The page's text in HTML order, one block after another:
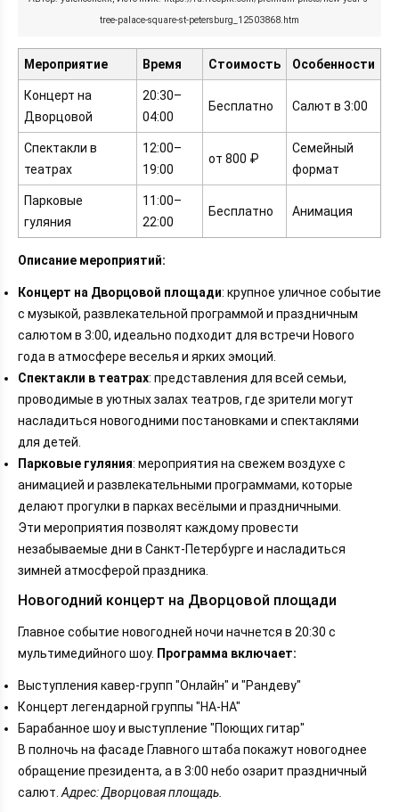
tree-palace-square-st-petersburg_12503868.htm
Мероприятие Время Стоимость Особенности
Концерт на
Дворцовой
20:30–
04:00
Бесплатно Салют в 3:00
Спектакли в
театрах
12:00–
19:00
от 800 ₽
Семейный
формат
Парковые
гуляния
11:00–
22:00
Бесплатно Анимация
Описание мероприятий:
Концерт на Дворцовой площади: крупное уличное событие
с музыкой, развлекательной программой и праздничным
салютом в 3:00, идеально подходит для встречи Нового
года в атмосфере веселья и ярких эмоций.
Спектакли в театрах: представления для всей семьи,
проводимые в уютных залах театров, где зрители могут
насладиться новогодними постановками и спектаклями
для детей.
Парковые гуляния: мероприятия на свежем воздухе с
анимацией и развлекательными программами, которые
делают прогулки в парках весёлыми и праздничными.
Эти мероприятия позволят каждому провести
незабываемые дни в Санкт-Петербурге и насладиться
зимней атмосферой праздника.
Новогодний концерт на Дворцовой площади
Главное событие новогодней ночи начнется в 20:30 с
мультимедийного шоу. Программа включает:
Выступления кавер-групп "Онлайн" и "Рандеву"
Концерт легендарной группы "НА-НА"
Барабанное шоу и выступление "Поющих гитар"
В полночь на фасаде Главного штаба покажут новогоднее
обращение президента, а в 3:00 небо озарит праздничный
салют. Адрес: Дворцовая площадь.